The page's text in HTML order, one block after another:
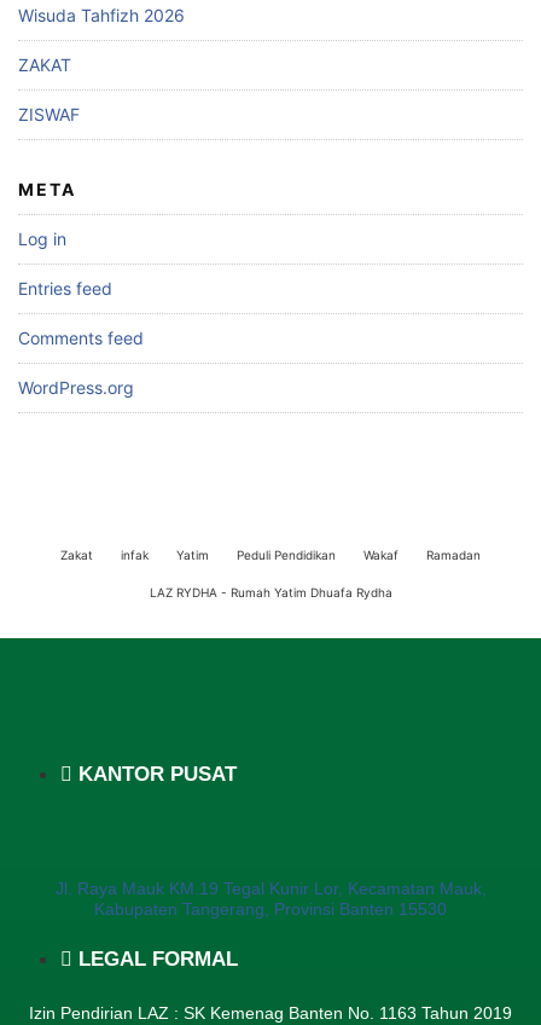
Wisuda Tahfizh 2026
ZAKAT
ZISWAF
META
Log in
Entries feed
Comments feed
WordPress.org
Zakat infak Yatim Peduli Pendidikan Wakaf Ramadan
LAZ RYDHA - Rumah Yatim Dhuafa Rydha
KANTOR PUSAT
Jl. Raya Mauk KM.19 Tegal Kunir Lor, Kecamatan Mauk,
Kabupaten Tangerang, Provinsi Banten 15530
LEGAL FORMAL
Izin Pendirian LAZ : SK Kemenag Banten No. 1163 Tahun 2019